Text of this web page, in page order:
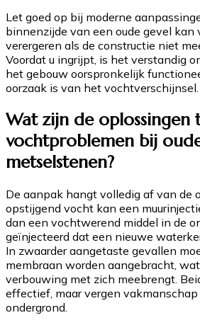
Let goed op bij moderne
binnenzijde van een oude gevel
verergeren als de constructie niet
Voordat u ingrijpt, is het verstandig
het gebouw oorspronkelijk
oorzaak is van het vochtverschijnsel.
Wat zijn de oplossingen
vochtproblemen bij
metselstenen?
De aanpak hangt volledig af van de
opstijgend vocht kan een
dan een vochtwerend middel in de
geïnjecteerd dat een nieuwe
In zwaarder aangetaste gevallen
membraan worden aangebracht,
verbouwing met zich meebrengt.
effectief, maar vergen
ondergrond.